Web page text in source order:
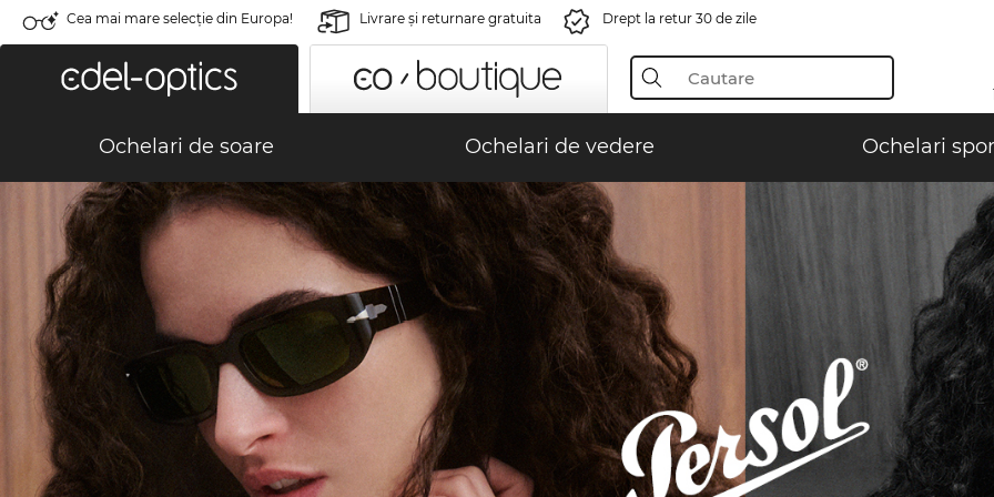
Cea mai mare selecție din Europa! Livrare şi returnare gratuita Drept la retur 30 de zile
Ochelari de soare Ochelari de vedere Ochelari